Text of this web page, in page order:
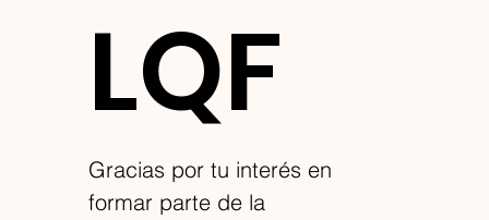
LQF
Gracias por tu interés en
formar parte de la